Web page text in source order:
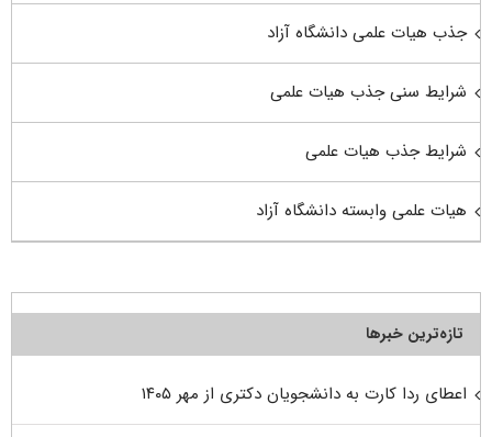
جذب هیات علمی دانشگاه آزاد
شرایط سنی جذب هیات علمی
شرایط جذب هیات علمی
هیات علمی وابسته دانشگاه آزاد
تازه‌ترین خبرها
اعطای ردا کارت به دانشجویان دکتری از مهر ۱۴۰۵